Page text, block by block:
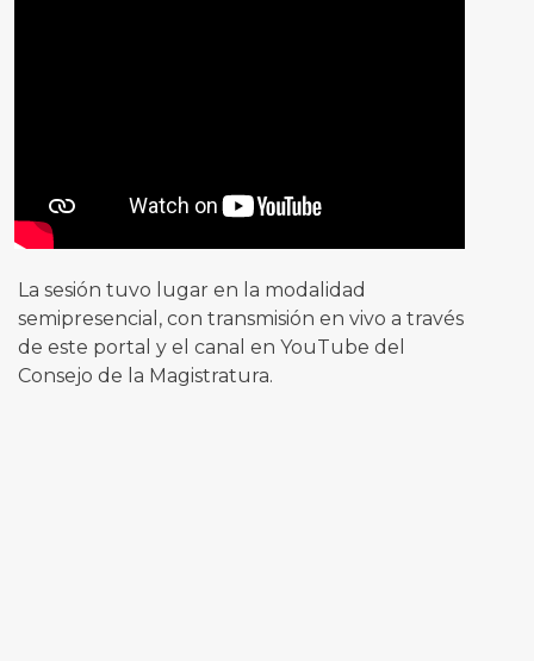
La sesión tuvo lugar en la modalidad
semipresencial, con transmisión en vivo a través
de este portal y el canal en YouTube del
Consejo de la Magistratura.